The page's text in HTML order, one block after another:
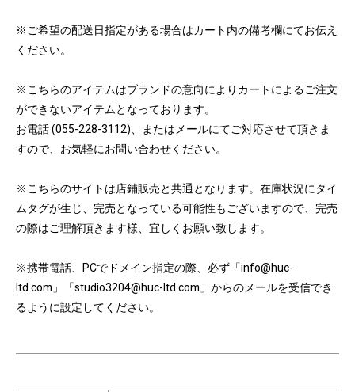
※ご希望の配送日指定がある場合はカート内の備考欄にてお伝え
ください。
※こちらのアイテムはブランドの意向によりカートによるご注文
ができないアイテムとなっております。
お電話 (055-228-3112)、またはメールにてご対応させて頂きま
すので、お気軽にお問い合わせください。
※こちらのサイトは店鋪販売と共通となります。在庫状況にタイ
ムタグが生じ、完売となっている可能性もございますので、完売
の際はご理解頂きます様、宜しくお願い致します。
※携帯電話、PCでドメイン指定の際、必ず「info@huc-
ltd.com」「studio3204@huc-ltd.com」からのメールを受信でき
るように設定してください。